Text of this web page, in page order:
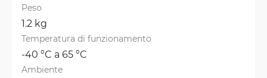
Peso
1.2 kg
Temperatura di funzionamento
-40 °C a 65 °C
Ambiente